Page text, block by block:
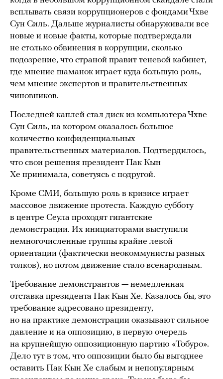
всплывать связи коррупционеров с фондами Чхве
Сун Силь. Дальше журналисты обнаруживали все
новые и новые факты, которые подтверждали
не столько обвинения в коррупции, сколько
подозрение, что страной правит теневой кабинет,
где мнение шаманок играет куда большую роль,
чем мнение экспертов и правительственных
чиновников.
Последней каплей стал диск из компьютера Чхве
Сун Силь, на котором оказалось большое
количество конфиденциальных
правительственных материалов. Подтвердилось,
что свои решения президент Пак Кын
Хе принимала, советуясь с подругой.
Кроме СМИ, большую роль в кризисе играет
массовое движение протеста. Каждую субботу
в центре Сеула проходят гигантские
демонстрации. Их инициаторами выступили
немногочисленные группы крайне левой
ориентации (фактически неокоммунисты разных
толков), но потом движение стало всенародным.
Требование демонстрантов — немедленная
отставка президента Пак Кын Хе. Казалось бы, это
требование адресовано президенту,
но на практике демонстрации оказывают сильное
давление и на оппозицию, в первую очередь
на крупнейшую оппозиционную партию «Тобуро».
Дело тут в том, что оппозиции было бы выгоднее
оставить Пак Кын Хе слабым и непопулярным